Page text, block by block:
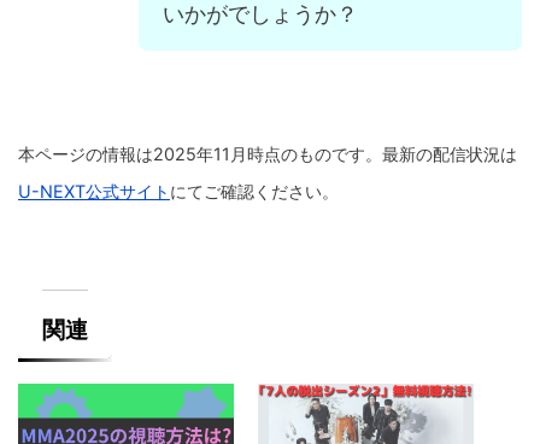
いかがでしょうか？
本ページの情報は2025年11月時点のものです。最新の配信状況は
U-NEXT公式サイト にてご確認ください。
関連